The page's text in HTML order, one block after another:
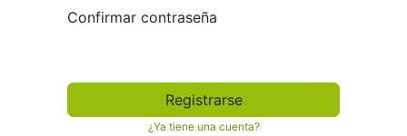
Confirmar contraseña
Registrarse
¿Ya tiene una cuenta?